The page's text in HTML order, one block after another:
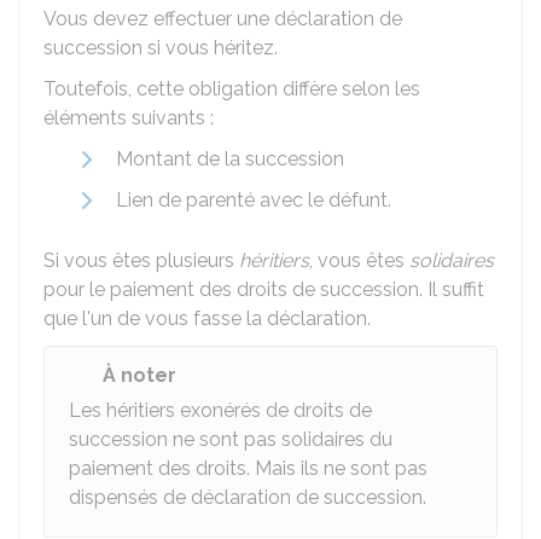
Vous devez effectuer une déclaration de
succession si vous héritez.
Toutefois, cette obligation diffère selon les
éléments suivants :
Montant de la succession
Lien de parenté avec le défunt.
Si vous êtes plusieurs héritiers, vous êtes solidaires
pour le paiement des droits de succession. Il suffit
que l'un de vous fasse la déclaration.
À noter
Les héritiers exonérés de droits de
succession ne sont pas solidaires du
paiement des droits. Mais ils ne sont pas
dispensés de déclaration de succession.